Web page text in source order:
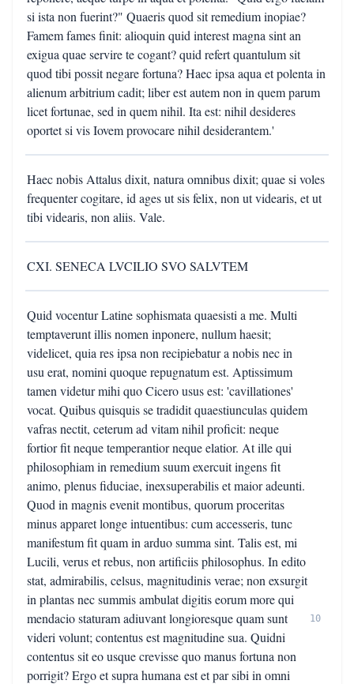
si ista non fuerint?" Quaeris quod sit remedium inopiae?
Famem fames finit: alioquin quid interest magna sint an
exigua quae servire te cogant? quid refert quantulum sit
quod tibi possit negare fortuna? Haec ipsa aqua et polenta in
alienum arbitrium cadit; liber est autem non in quem parum
licet fortunae, sed in quem nihil. Ita est: nihil desideres
oportet si vis Iovem provocare nihil desiderantem.'
Haec nobis Attalus dixit, natura omnibus dixit; quae si voles
frequenter cogitare, id ages ut sis felix, non ut videaris, et ut
tibi videaris, non aliis. Vale.
CXI. SENECA LVCILIO SVO SALVTEM
Quid vocentur Latine sophismata quaesisti a me. Multi
temptaverunt illis nomen inponere, nullum haesit;
videlicet, quia res ipsa non recipiebatur a nobis nec in
usu erat, nomini quoque repugnatum est. Aptissimum
tamen videtur mihi quo Cicero usus est: 'cavillationes'
vocat. Quibus quisquis se tradidit quaestiunculas quidem
vafras nectit, ceterum ad vitam nihil proficit: neque
fortior fit neque temperantior neque elatior. At ille qui
philosophiam in remedium suum exercuit ingens fit
animo, plenus fiduciae, inexsuperabilis et maior adeunti.
Quod in magnis evenit montibus, quorum proceritas
minus apparet longe intuentibus: cum accesseris, tunc
manifestum fit quam in arduo summa sint. Talis est, mi
Lucili, verus et rebus, non artificiis philosophus. In edito
stat, admirabilis, celsus, magnitudinis verae; non exsurgit
in plantas nec summis ambulat digitis eorum more qui
mendacio staturam adiuvant longioresque quam sunt
videri volunt; contentus est magnitudine sua. Quidni
contentus sit eo usque crevisse quo manus fortuna non
porrigit? Ergo et supra humana est et par sibi in omni
10